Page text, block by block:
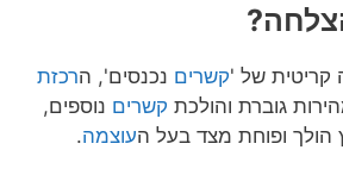
של 'קשרים נכנסים', הרכזת
גוברת והולכת קשרים נוספים,
ופוחת מצד בעל העוצמה.